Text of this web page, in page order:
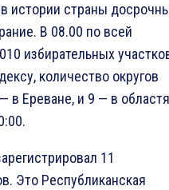
истории страны
В 08.00 по всей
избирательных
количество округов
в Ереване, и 9 — в
11
Это Республиканская